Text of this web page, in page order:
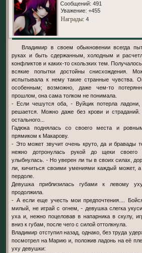
Сообщений: 491
Уважение: +455
Награды: 4
Владимир в своем обыкновении всегда пытался держать себя в
руках и быть сдержанным, холодным и
конфликтов и каких-то скользких тем.
всякие попытки достойны снисхождения.
испытывала к нему такие странные чувства.
особенным; возможно, даже чем-то
прошлом, она сама толком не понимала.
- Если чешутся оба, - Вуйцик потерла
решается. Можно даже без крови и страданий.
остального...
Гадюка поднялась со своего места и
прямиком к Макарову.
- Это может звучит очень круто, да и бравады
нежно дотронулась рукой до щеки
улыбнулась. - Но уверен ли ты в своих силах,
ли, кичиться своими умениями каждый может,
пердоле.
Девушка приблизилась губами к левому
продолжила.
- А если еще учесть мои предпочтения....
милый, не играй с огнем, - девушка слегка
уха и, нежно поцеловав в напарника в скулу,
вниз к губам, после чего с силой оттолкнула.
Владимир отступил назад, однако, без труда
посмотрел на Марию и, положив ладонь на её
уху девушки: